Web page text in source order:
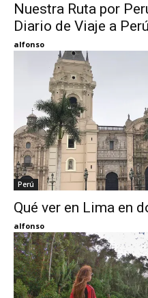
Nuestra Ruta por
Diario de Viaje a Perú
alfonso
Perú
Qué ver en Lima en
alfonso